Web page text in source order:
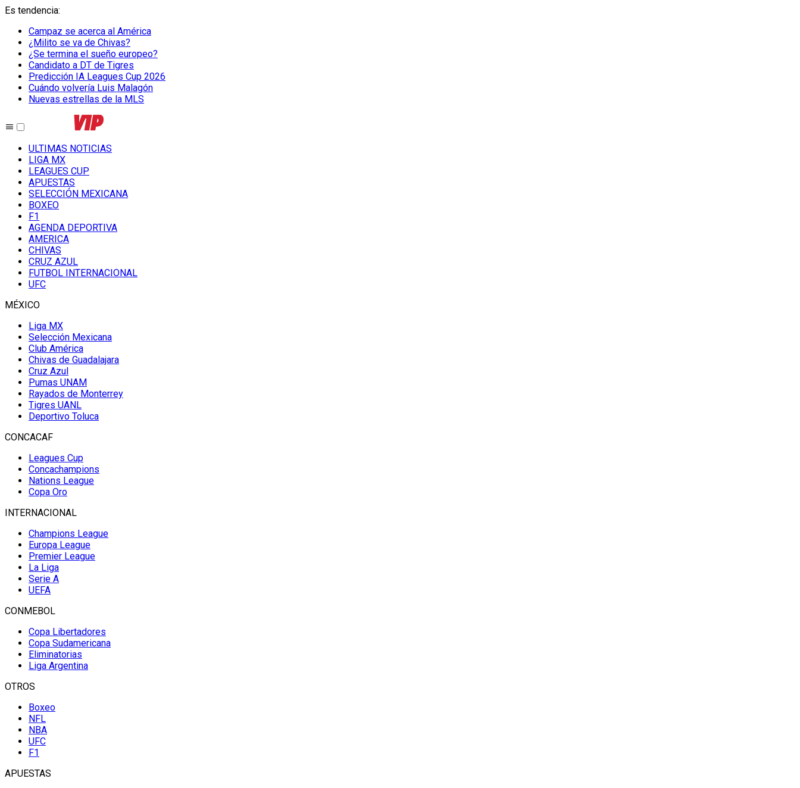
Es tendencia:
Campaz se acerca al América
¿Milito se va de Chivas?
¿Se termina el sueño europeo?
Candidato a DT de Tigres
Predicción IA Leagues Cup 2026
Cuándo volvería Luis Malagón
Nuevas estrellas de la MLS
ULTIMAS NOTICIAS
LIGA MX
LEAGUES CUP
APUESTAS
SELECCIÓN MEXICANA
BOXEO
F1
AGENDA DEPORTIVA
AMERICA
CHIVAS
CRUZ AZUL
FUTBOL INTERNACIONAL
UFC
MÉXICO
Liga MX
Selección Mexicana
Club América
Chivas de Guadalajara
Cruz Azul
Pumas UNAM
Rayados de Monterrey
Tigres UANL
Deportivo Toluca
CONCACAF
Leagues Cup
Concachampions
Nations League
Copa Oro
INTERNACIONAL
Champions League
Europa League
Premier League
La Liga
Serie A
UEFA
CONMEBOL
Copa Libertadores
Copa Sudamericana
Eliminatorias
Liga Argentina
OTROS
Boxeo
NFL
NBA
UFC
F1
APUESTAS